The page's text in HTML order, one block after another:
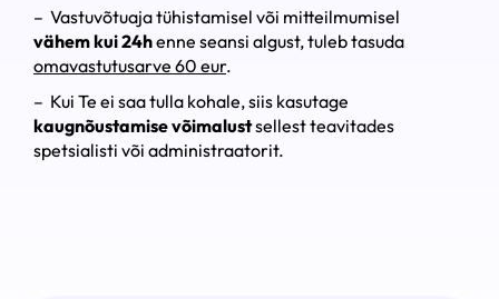
– Vastuvõtuaja tühistamisel või mitteilmumisel
vähem kui 24henne seansi algust, tuleb tasuda
omavastutusarve 60 eur.
– Kui Te ei saa tulla kohale, siis kasutage
kaugnõustamise võimalustsellest teavitades
spetsialisti või administraatorit.